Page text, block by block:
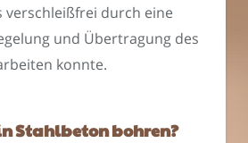
verschleißfrei durch eine
und Übertragung des
konnte.
Stahlbeton bohren?